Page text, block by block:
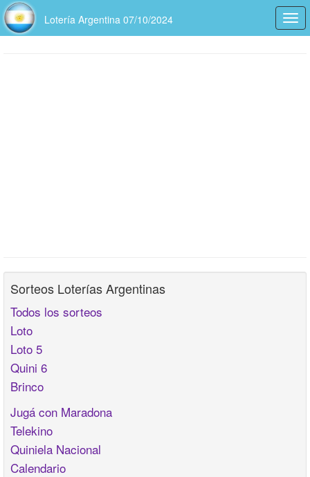
Lotería Argentina 07/10/2024
Sorteos Loterías Argentinas
Todos los sorteos
Loto
Loto 5
Quini 6
Brinco
Jugá con Maradona
Telekino
Quiniela Nacional
Calendario